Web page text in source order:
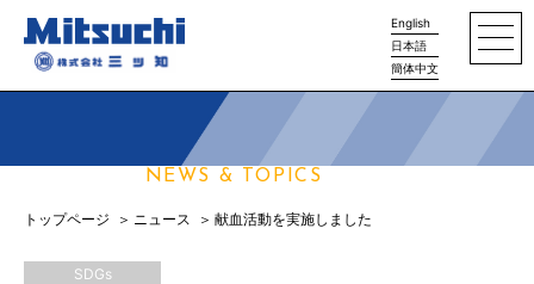
English
日本語
簡体中文
NEWS & TOPICS
トップページ ニュース 献血活動を実施しました
SDGs